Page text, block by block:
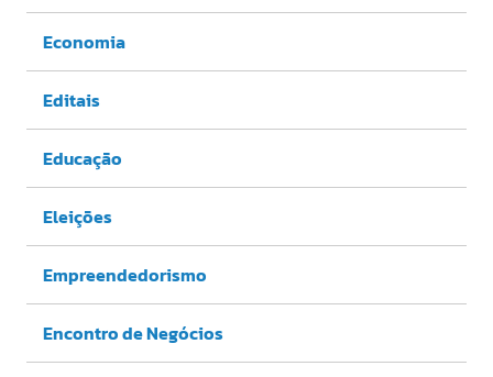
Economia
Editais
Educação
Eleições
Empreendedorismo
Encontro de Negócios